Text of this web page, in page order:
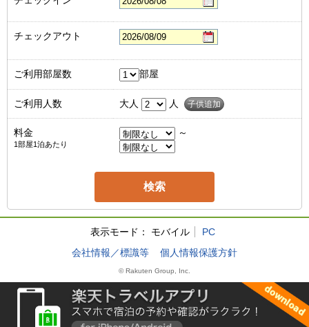
チェックアウト
ご利用部屋数 部屋
ご利用人数 大人 人 子供追加
料金
1部屋1泊あたり
～
表示モード： モバイル
PC
会社情報／標識等
個人情報保護方針
© Rakuten Group, Inc.